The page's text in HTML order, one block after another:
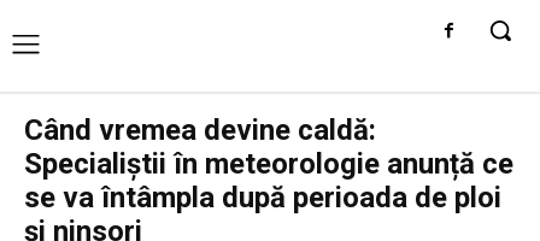
Când vremea devine caldă:
Specialiștii în meteorologie anunță ce
se va întâmpla după perioada de ploi
și ninsori